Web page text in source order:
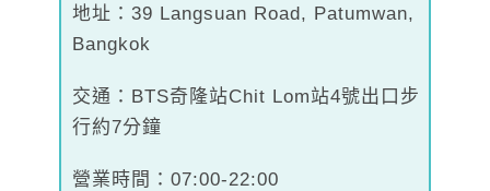
地址：39 Langsuan Road, Patumwan,
Bangkok
交通：BTS奇隆站Chit Lom站4號出口步
行約7分鐘
營業時間：07:00-22:00